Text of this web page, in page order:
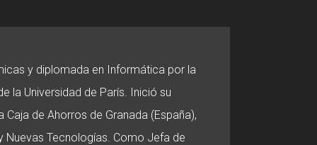
y diplomada en Informática por la
la Universidad de París. Inició su
de Ahorros de Granada (España),
Nuevas Tecnologías. Como Jefa de